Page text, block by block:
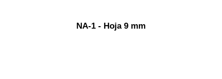
NA-1 - Hoja 9 mm